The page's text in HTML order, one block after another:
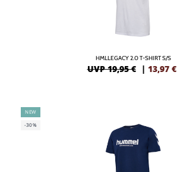
HMLLEGACY 2.0 T-SHIRT S/S
UVP 19,95 € | 13,97 €
NEW
-30%